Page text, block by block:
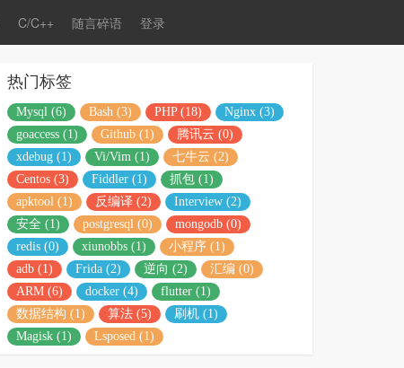
C/C++ 随言碎语 登录
热门标签
Mysql (6) Bash (3) PHP (18)
Nginx (3)
goaccess (1)
Github (1)
腾讯云 (0)
xdebug (1)
Vi/Vim (1)
七牛云 (2)
Centos (3)
Fiddler (1)
抓包 (1)
apktool (1)
反编译 (2)
Interview (2)
安全 (1)
postgresql (0)
mongodb (0)
redis (0)
xiunobbs (1)
小程序 (1)
adb (1)
Frida (2) 逆向 (2)
汇编 (0)
ARM (6)
docker (4)
flutter (1)
数据结构 (1)
算法 (5)
刷机 (1)
Magisk (1)
Lsposed (1)